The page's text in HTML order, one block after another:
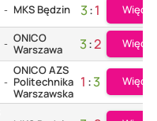
- MKS Będzin 3:1 Więcej
- ONICO
Warszawa
3:2 Więcej
-
ONICO AZS
Politechnika
Warszawska
1 :3 Więcej